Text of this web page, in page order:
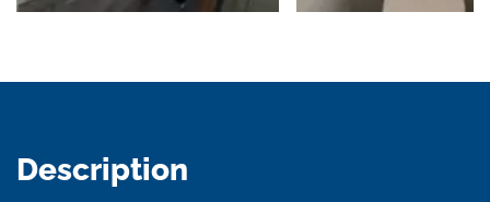
Description